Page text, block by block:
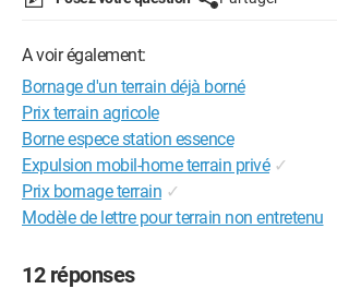
A voir également:
Bornage d'un terrain déjà borné
Prix terrain agricole
Borne espece station essence
Expulsion mobil-home terrain privé ✓
Prix bornage terrain ✓
Modèle de lettre pour terrain non entretenu
12 réponses